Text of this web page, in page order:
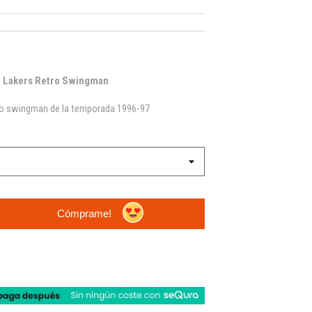
Lakers Retro Swingman
swingman de la temporada 1996-97
Cómprame!